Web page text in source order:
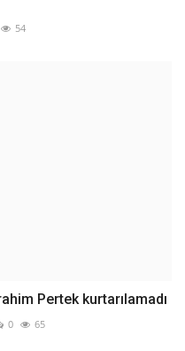
54
Pertek kurtarılamadı
0 65